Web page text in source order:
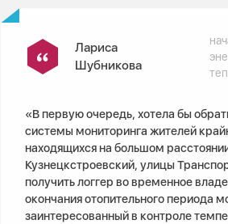
Лариса
Шубникова
«В первую очередь, хотела бы
системы мониторинга жителей
находящихся на большом
Кузнецкстроевский, улицы
получить логгер во временное
окончания отопительного периода
заинтересованный в контроле